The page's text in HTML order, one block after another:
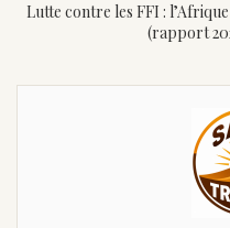
Lutte contre les FFI :
(rapport